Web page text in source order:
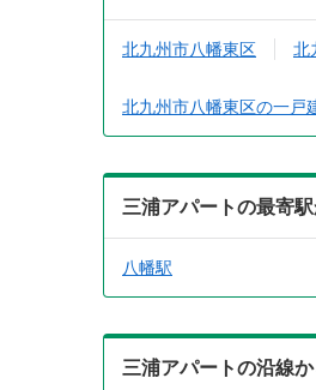
北九州市八幡東区 北
北九州市八幡東区の一戸
三浦アパートの最寄
八幡駅
三浦アパートの沿線